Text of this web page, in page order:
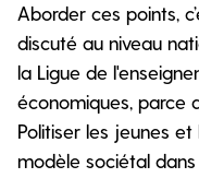
Aborder ces points,
discuté au niveau
la Ligue de
économiques, parce
Politiser les jeunes
modèle sociétal